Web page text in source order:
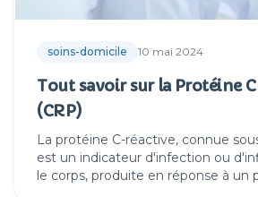
soins-domicile 10 mai 2024
Tout savoir sur la Protéine
(CRP)
La protéine C-réactive, connue
est un indicateur d'infection ou
le corps, produite en réponse à un